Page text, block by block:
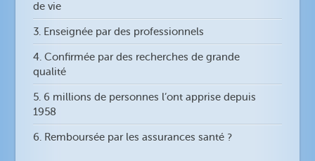
de vie
3. Enseignée par des professionnels
4. Confirmée par des recherches de grande
qualité
5. 6 millions de personnes l’ont apprise depuis
1958
6. Remboursée par les assurances santé ?